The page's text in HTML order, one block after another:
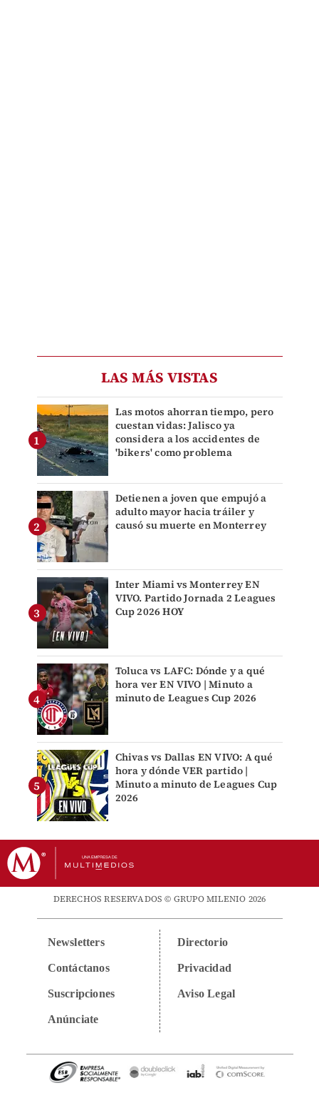
LAS MÁS VISTAS
Las motos ahorran tiempo, pero
cuestan vidas: Jalisco ya
considera a los accidentes de
'bikers' como problema
Detienen a joven que empujó a
adulto mayor hacia tráiler y
causó su muerte en Monterrey
Inter Miami vs Monterrey EN
VIVO. Partido Jornada 2 Leagues
Cup 2026 HOY
Toluca vs LAFC: Dónde y a qué
hora ver EN VIVO | Minuto a
minuto de Leagues Cup 2026
Chivas vs Dallas EN VIVO: A qué
hora y dónde VER partido |
Minuto a minuto de Leagues Cup
2026
DERECHOS RESERVADOS © GRUPO MILENIO 2026
Newsletters
Contáctanos
Suscripciones
Anúnciate
Directorio
Privacidad
Aviso Legal